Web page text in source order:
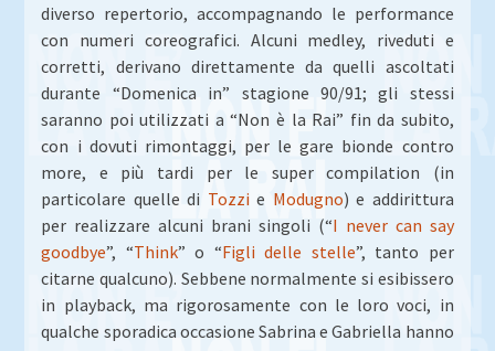
diverso repertorio, accompagnando le performance
con numeri coreografici. Alcuni medley, riveduti e
corretti, derivano direttamente da quelli ascoltati
durante “Domenica in” stagione 90/91; gli stessi
saranno poi utilizzati a “Non è la Rai” fin da subito,
con i dovuti rimontaggi, per le gare bionde contro
more, e più tardi per le super compilation (in
particolare quelle di Tozzi e Modugno) e addirittura
per realizzare alcuni brani singoli (“I never can say
goodbye”, “Think” o “Figli delle stelle”, tanto per
citarne qualcuno). Sebbene normalmente si esibissero
in playback, ma rigorosamente con le loro voci, in
qualche sporadica occasione Sabrina e Gabriella hanno